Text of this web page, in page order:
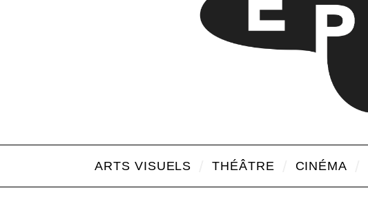
ARTS VISUELS THÉÂTRE CINÉMA